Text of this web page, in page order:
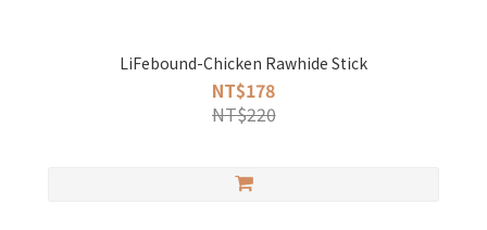
LiFebound-Chicken Rawhide Stick
NT$178
NT$220